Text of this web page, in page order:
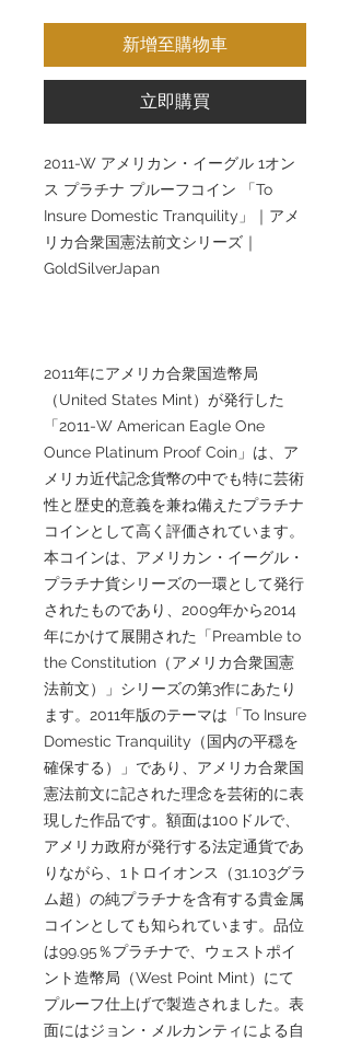
新增至購物車
立即購買
2011-W アメリカン・イーグル 1オン
ス プラチナ プルーフコイン 「To
Insure Domestic Tranquility」｜アメ
リカ合衆国憲法前文シリーズ｜
GoldSilverJapan
2011年にアメリカ合衆国造幣局
（United States Mint）が発行した
「2011-W American Eagle One
Ounce Platinum Proof Coin」は、ア
メリカ近代記念貨幣の中でも特に芸術
性と歴史的意義を兼ね備えたプラチナ
コインとして高く評価されています。
本コインは、アメリカン・イーグル・
プラチナ貨シリーズの一環として発行
されたものであり、2009年から2014
年にかけて展開された「Preamble to
the Constitution（アメリカ合衆国憲
法前文）」シリーズの第3作にあたり
ます。2011年版のテーマは「To Insure
Domestic Tranquility（国内の平穏を
確保する）」であり、アメリカ合衆国
憲法前文に記された理念を芸術的に表
現した作品です。額面は100ドルで、
アメリカ政府が発行する法定通貨であ
りながら、1トロイオンス（31.103グラ
ム超）の純プラチナを含有する貴金属
コインとしても知られています。品位
は99.95％プラチナで、ウェストポイ
ント造幣局（West Point Mint）にて
プルーフ仕上げで製造されました。表
面にはジョン・メルカンティによる自